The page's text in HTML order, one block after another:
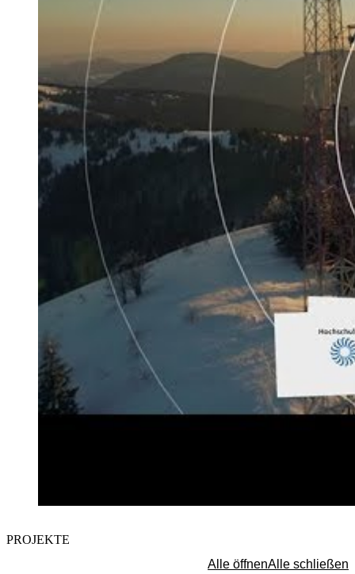
erlauben Sie uns, Daten von Dritt-Anbieter-Servern zu
Externe Inhalte laden
PROJEKTE
Alle öffnenAlle schließen